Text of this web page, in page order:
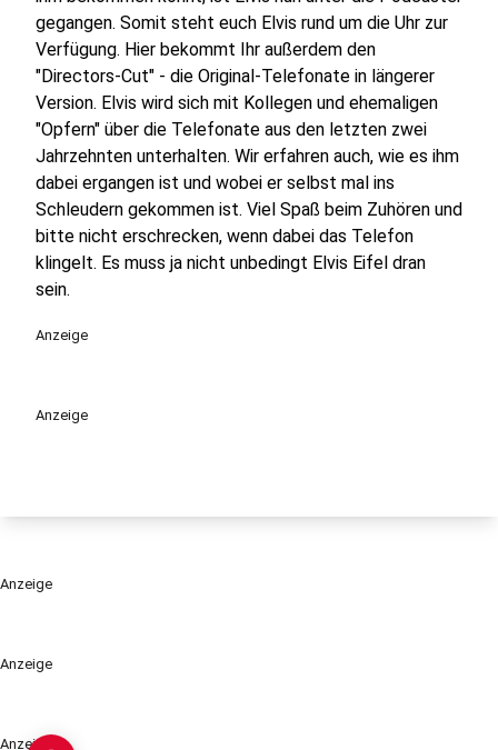
Anzeige
Anzeige
gegangen. Somit steht euch Elvis rund um die Uhr zur
Verfügung. Hier bekommt Ihr außerdem den
"Directors-Cut" - die Original-Telefonate in längerer
Version. Elvis wird sich mit Kollegen und ehemaligen
"Opfern" über die Telefonate aus den letzten zwei
Jahrzehnten unterhalten. Wir erfahren auch, wie es ihm
dabei ergangen ist und wobei er selbst mal ins
Schleudern gekommen ist. Viel Spaß beim Zuhören und
bitte nicht erschrecken, wenn dabei das Telefon
klingelt. Es muss ja nicht unbedingt Elvis Eifel dran
sein.
Anzeige
Anzeige
Anzeige